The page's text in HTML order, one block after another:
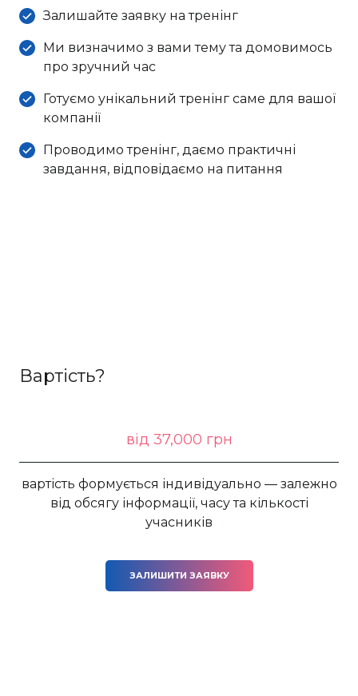
Залишайте заявку на тренінг
Ми визначимо з вами тему та домовимось
про зручний час
Готуємо унікальний тренінг саме для вашої
компанії
Проводимо тренінг, даємо практичні
завдання, відповідаємо на питання
Вартість?
від 37,000 грн
вартість формується індивідуально — залежно
від обсягу інформації, часу та кількості
учасників
ЗАЛИШИТИ ЗАЯВКУ